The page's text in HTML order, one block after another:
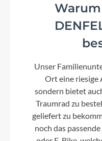
6-Loch
Unser
Ort eine riesige
sondern bietet
Traumrad zu
geliefert zu
noch das